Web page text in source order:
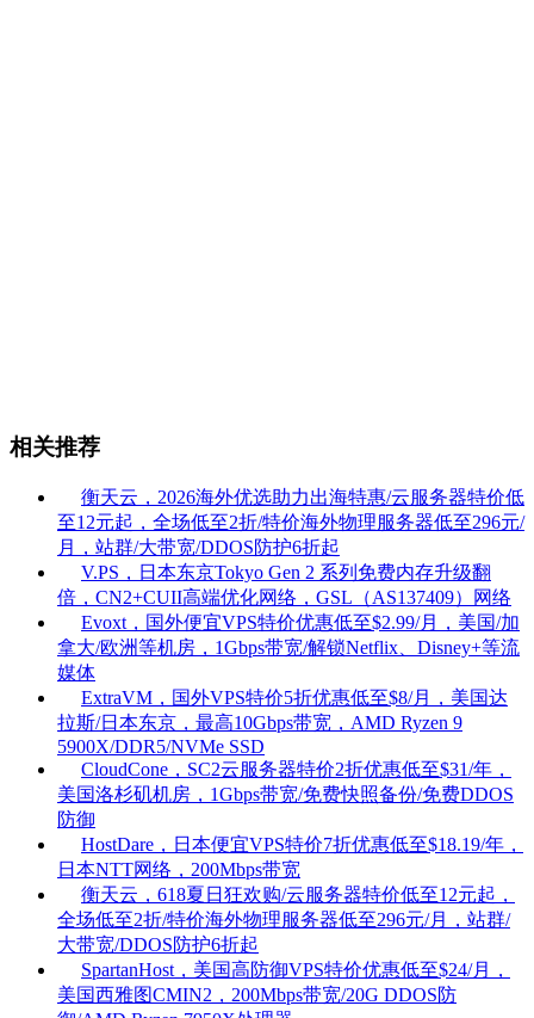
相关推荐
衡天云，2026海外优选助力出海特惠/云服务器特价低
至12元起，全场低至2折/特价海外物理服务器低至296元/
月，站群/大带宽/DDOS防护6折起
V.PS，日本东京Tokyo Gen 2 系列免费内存升级翻
倍，CN2+CUII高端优化网络，GSL（AS137409）网络
Evoxt，国外便宜VPS特价优惠低至$2.99/月，美国/加
拿大/欧洲等机房，1Gbps带宽/解锁Netflix、Disney+等流
媒体
ExtraVM，国外VPS特价5折优惠低至$8/月，美国达
拉斯/日本东京，最高10Gbps带宽，AMD Ryzen 9
5900X/DDR5/NVMe SSD
CloudCone，SC2云服务器特价2折优惠低至$31/年，
美国洛杉矶机房，1Gbps带宽/免费快照备份/免费DDOS
防御
HostDare，日本便宜VPS特价7折优惠低至$18.19/年，
日本NTT网络，200Mbps带宽
衡天云，618夏日狂欢购/云服务器特价低至12元起，
全场低至2折/特价海外物理服务器低至296元/月，站群/
大带宽/DDOS防护6折起
SpartanHost，美国高防御VPS特价优惠低至$24/月，
美国西雅图CMIN2，200Mbps带宽/20G DDOS防